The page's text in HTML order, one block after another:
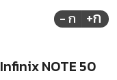
- ก +ก
Infinix NOTE 50